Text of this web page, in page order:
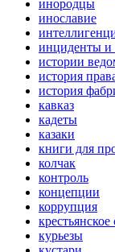
инородцы
инославие
инциденты и
истории
история
история
кавказ
кадеты
казаки
книги для
колчак
контроль
концепции
коррупция
курьезы